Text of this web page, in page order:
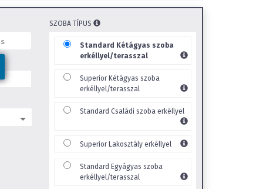
SZOBA TÍPUS
Standard Kétágyas szoba
erkéllyel/terasszal
Superior Kétágyas szoba
erkéllyel/terasszal
Standard Családi szoba erkéllyel
Superior Lakosztály erkéllyel
Standard Egyágyas szoba
erkéllyel/terasszal